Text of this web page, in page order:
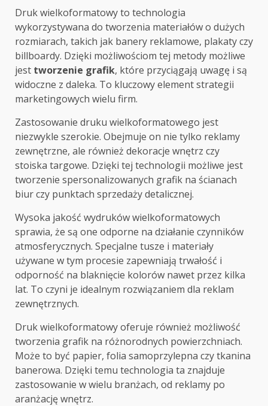
Druk wielkoformatowy to technologia
wykorzystywana do tworzenia materiałów o dużych
rozmiarach, takich jak banery reklamowe, plakaty czy
billboardy. Dzięki możliwościom tej metody możliwe
jest tworzenie grafik, które przyciągają uwagę i są
widoczne z daleka. To kluczowy element strategii
marketingowych wielu firm.
Zastosowanie druku wielkoformatowego jest
niezwykle szerokie. Obejmuje on nie tylko reklamy
zewnętrzne, ale również dekoracje wnętrz czy
stoiska targowe. Dzięki tej technologii możliwe jest
tworzenie spersonalizowanych grafik na ścianach
biur czy punktach sprzedaży detalicznej.
Wysoka jakość wydruków wielkoformatowych
sprawia, że są one odporne na działanie czynników
atmosferycznych. Specjalne tusze i materiały
używane w tym procesie zapewniają trwałość i
odporność na blaknięcie kolorów nawet przez kilka
lat. To czyni je idealnym rozwiązaniem dla reklam
zewnętrznych.
Druk wielkoformatowy oferuje również możliwość
tworzenia grafik na różnorodnych powierzchniach.
Może to być papier, folia samoprzylepna czy tkanina
banerowa. Dzięki temu technologia ta znajduje
zastosowanie w wielu branżach, od reklamy po
aranżację wnętrz.